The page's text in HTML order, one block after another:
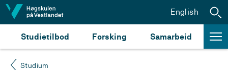
Hopp til innhald
Studietilbod Forsking Samarbeid
English
Studium